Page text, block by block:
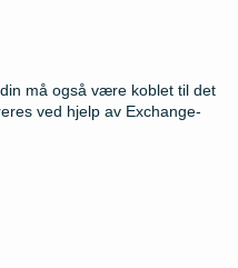
må også være koblet til det
ved hjelp av Exchange-